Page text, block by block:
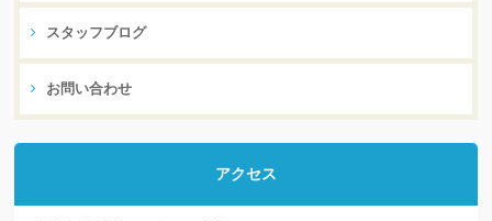
スタッフブログ
お問い合わせ
アクセス